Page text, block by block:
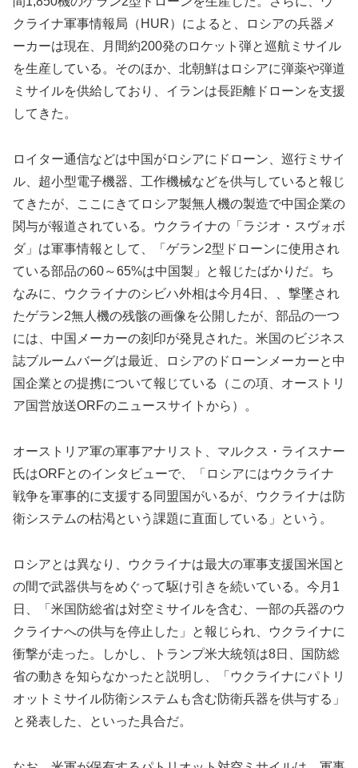
クライナ軍事情報局（HUR）によると、ロシアの兵器メ
ーカーは現在、月間約200発のロケット弾と巡航ミサイル
を生産している。そのほか、北朝鮮はロシアに弾薬や弾道
ミサイルを供給しており、イランは長距離ドローンを支援
してきた。
ロイター通信などは中国がロシアにドローン、巡行ミサイ
ル、超小型電子機器、工作機械などを供与していると報じ
てきたが、ここにきてロシア製無人機の製造で中国企業の
関与が報道されている。ウクライナの「ラジオ・スヴォボ
ダ」は軍事情報として、「ゲラン2型ドローンに使用され
ている部品の60～65%は中国製」と報じたばかりだ。ち
なみに、ウクライナのシビハ外相は今月4日、、撃墜され
たゲラン2無人機の残骸の画像を公開したが、部品の一つ
には、中国メーカーの刻印が発見された。米国のビジネス
誌ブルームバーグは最近、ロシアのドローンメーカーと中
国企業との提携について報じている（この項、オーストリ
ア国営放送ORFのニュースサイトから）。
オーストリア軍の軍事アナリスト、マルクス・ライスナー
氏はORFとのインタビューで、「ロシアにはウクライナ
戦争を軍事的に支援する同盟国がいるが、ウクライナは防
衛システムの枯渇という課題に直面している」という。
ロシアとは異なり、ウクライナは最大の軍事支援国米国と
の間で武器供与をめぐって駆け引きを続いている。今月1
日、「米国防総省は対空ミサイルを含む、一部の兵器のウ
クライナへの供与を停止した」と報じられ、ウクライナに
衝撃が走った。しかし、トランプ米大統領は8日、国防総
省の動きを知らなかったと説明し、「ウクライナにパトリ
オットミサイル防衛システムも含む防衛兵器を供与する」
と発表した、といった具合だ。